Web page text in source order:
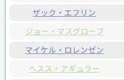
ザック・エフリン
ジョー・マスグローブ
マイケル・ロレンゼン
ヘスス・アギュラー